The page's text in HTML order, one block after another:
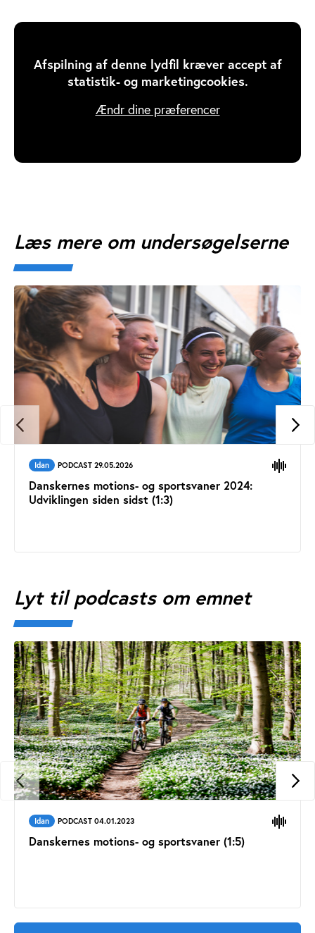
Afspilning af denne lydfil kræver accept af
statistik- og marketingcookies.
Ændr dine præferencer
Læs mere om undersøgelserne
Idan PODCAST 29.05.2026
Danskernes motions- og sportsvaner 2024:
Udviklingen siden sidst (1:3)
Lyt til podcasts om emnet
Idan PODCAST 04.01.2023
Danskernes motions- og sportsvaner (1:5)